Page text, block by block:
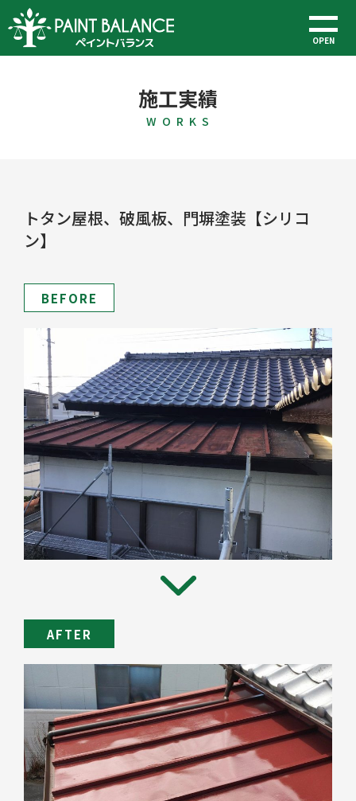
OPEN
施工実績
W O R K S
トタン屋根、破風板、門塀塗装【シリコ
ン】
BEFORE
AFTER